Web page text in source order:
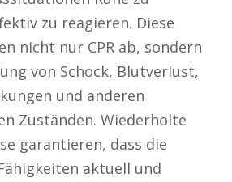
zu reagieren. Diese
nicht nur CPR ab, sondern
von Schock, Blutverlust,
und anderen
Zuständen. Wiederholte
garantieren, dass die
aktuell und